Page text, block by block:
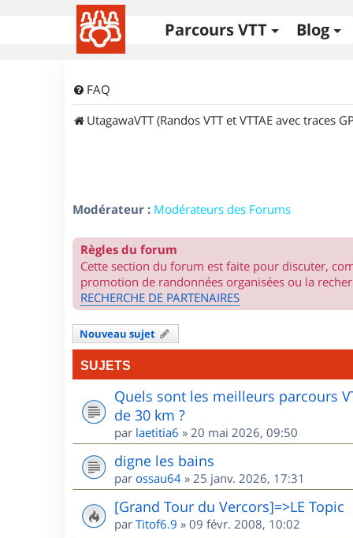
Parcours VTT Blog
FAQ
UtagawaVTT (Randos VTT et VTTAE avec traces
Modérateur : Modérateurs des Forums
Règles du forum
Cette section du forum est faite pour discuter,
promotion de randonnées organisées ou la
RECHERCHE DE PARTENAIRES
Nouveau sujet
SUJETS
Quels sont les meilleurs parcours
de 30 km ?
par laetitia6 » 20 mai 2026, 09:50
digne les bains
par ossau64 » 25 janv. 2026, 17:31
[Grand Tour du Vercors]=>LE Topic
par Titof6.9 » 09 févr. 2008, 10:02